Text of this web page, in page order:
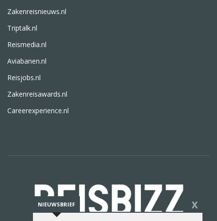
Zakenreisnieuws.nl
Triptalk.nl
Reismedia.nl
Aviabanen.nl
Reisjobs.nl
Zakenreisawards.nl
Careerexperience.nl
NIEUWSBRIEF X